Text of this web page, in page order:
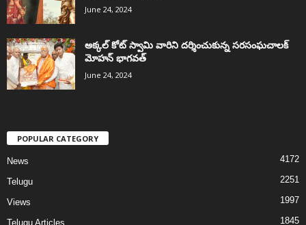
June 24, 2024
అక్కల్‌ కోట్‌ స్వామి వారిని దర్శించుకున్న సరసంఘచాలక్
మోహన్ భాగవత్
June 24, 2024
POPULAR CATEGORY
News 4172
Telugu 2251
Views 1997
Telugu Articles 1845